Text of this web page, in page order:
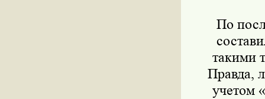
По
такими
Правда,
учетом